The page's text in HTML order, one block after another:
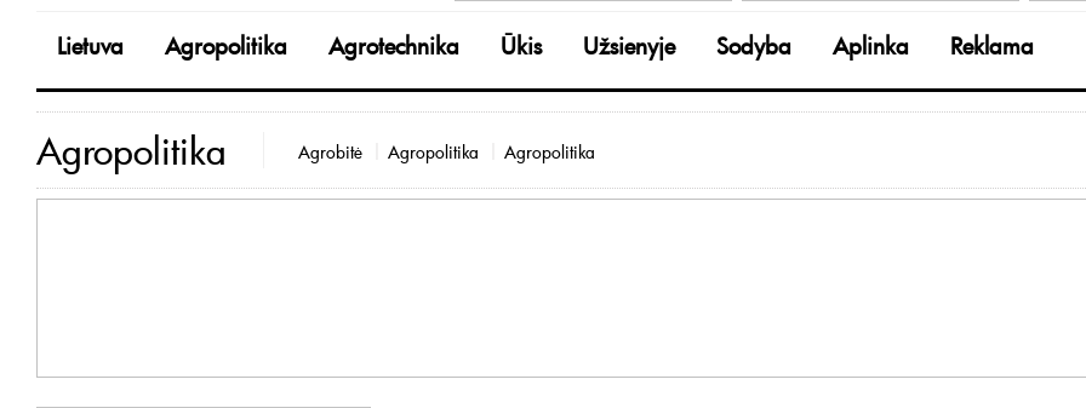
Lietuva Agropolitika Agrotechnika Ūkis Užsienyje Sodyba Aplinka Reklama
Agropolitika Agrobitė Agropolitika Agropolitika